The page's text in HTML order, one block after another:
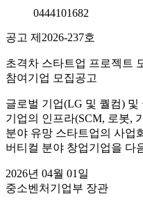
0444101682
공고 제2026-237호
초격차 스타트업 프로젝트
참여기업 모집공고
글로벌 기업(LG 및 퀄컴)
기업의 인프라(SCM, 로봇,
분야 유망 스타트업의 사업
버티컬 분야 창업기업을 다
2026년 04월 01일
중소벤처기업부 장관